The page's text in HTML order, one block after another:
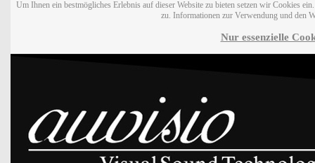
Um Ihnen ein bestmögliches Erlebnis auf dieser Website zu bieten setzen wir Cookies
zu. Informationen zur Verwendung und den
Nur essenzielle